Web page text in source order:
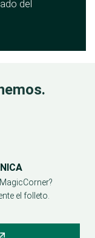
del
el folleto.